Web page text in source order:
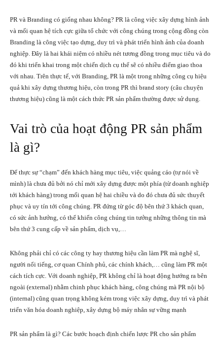
PR và Branding có giống nhau không? PR là công việc xây dựng hình ảnh
và mối quan hệ tích cực giữa tổ chức với công chúng trong cộng đồng còn
Branding là công việc tạo dựng, duy trì và phát triển hình ảnh của doanh
nghiệp. Đây là hai khái niệm có nhiều nét tương đồng trong mục tiêu và do
đó khi triển khai trong một chiến dịch cụ thể sẽ có nhiều điểm giao thoa
với nhau. Trên thực tế, với Branding, PR là một trong những công cụ hiệu
quả khi xây dựng thương hiệu, còn trong PR thì brand story (câu chuyện
thương hiệu) cũng là một cách thức PR sản phẩm thường được sử dụng.
Vai trò của hoạt động PR sản phẩm
là gì?
Để thực sự “chạm” đến khách hàng mục tiêu, việc quảng cáo (tự nói về
mình) là chưa đủ bởi nó chỉ mới xây dựng được một phía (từ doanh nghiệp
tới khách hàng) trong mối quan hệ hai chiều và do đó chưa đủ sức thuyết
phục và uy tín tới công chúng. PR đứng từ góc độ bên thứ 3 khách quan,
có sức ảnh hưởng, có thể khiến công chúng tin tưởng những thông tin mà
bên thứ 3 cung cấp về sản phẩm, dịch vụ,…
Không phải chỉ có các công ty hay thương hiệu cần làm PR mà nghệ sĩ,
người nổi tiếng, cơ quan Chính phủ, các chính khách,… cũng làm PR một
cách tích cực. Với doanh nghiệp, PR không chỉ là hoạt động hướng ra bên
ngoài (external) nhằm chinh phục khách hàng, công chúng mà PR nội bộ
(internal) cũng quan trọng không kém trong việc xây dựng, duy trì và phát
triển văn hóa doanh nghiệp, xây dựng bộ máy nhân sự vững mạnh
PR sản phẩm là gì? Các bước hoạch định chiến lược PR cho sản phẩm